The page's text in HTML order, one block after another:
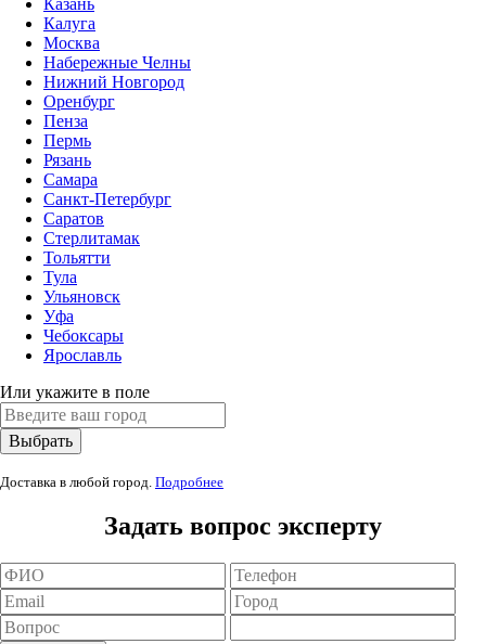
Калуга
Москва
Набережные Челны
Нижний Новгород
Оренбург
Пенза
Пермь
Рязань
Самара
Санкт-Петербург
Саратов
Стерлитамак
Тольятти
Тула
Ульяновск
Уфа
Чебоксары
Ярославль
Или укажите в поле
Доставка в любой город. Подробнее
Задать вопрос эксперту